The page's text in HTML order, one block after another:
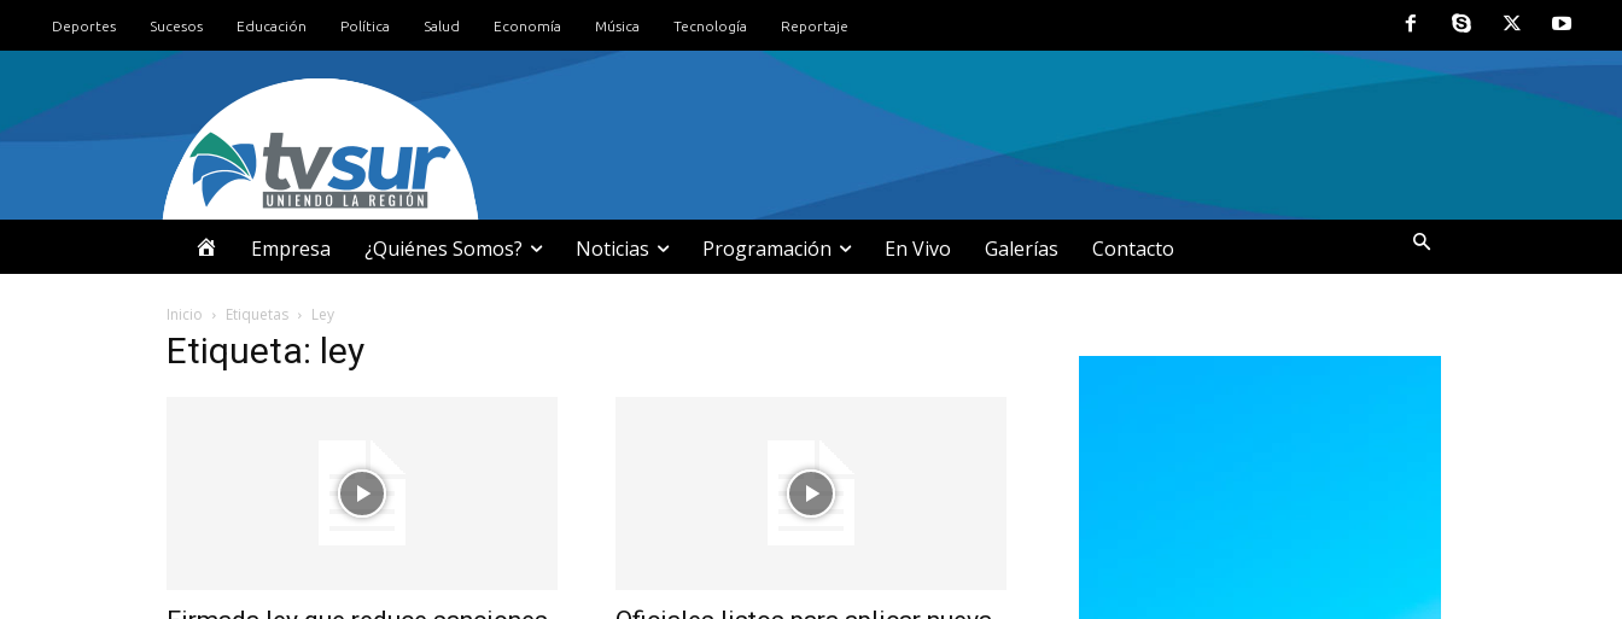
Deportes Sucesos Educación Política Salud Economía Música Tecnología Reportaje
N
I
Empresa ¿Quiénes Somos? Noticias Programación En Vivo Galerías Contacto
Inicio Etiquetas Ley
Etiqueta: ley